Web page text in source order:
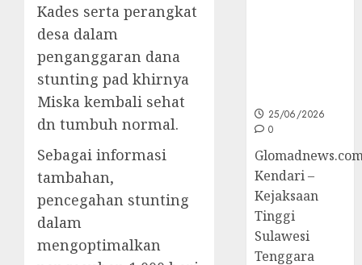
Kades serta perangkat
desa dalam
penganggaran dana
stunting pad khirnya
Miska kembali sehat
dn tumbuh normal.
Sebagai informasi
tambahan,
pencegahan stunting
dalam
mengoptimalkan
25/06/2026
0
Kendari –
Kejaksaan
Tinggi
Sulawesi
Tenggara